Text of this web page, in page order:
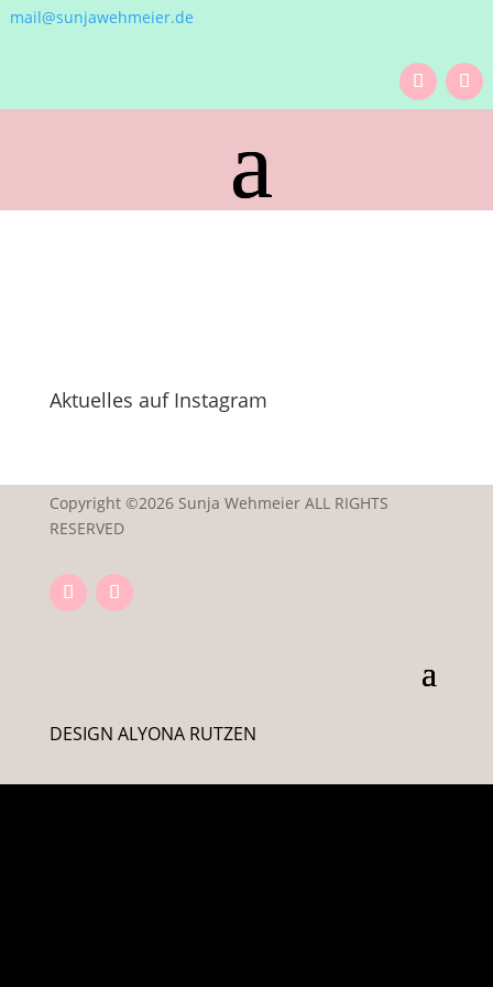
mail@sunjawehmeier.de
Aktuelles auf Instagram
Copyright ©2026 Sunja Wehmeier ALL RIGHTS
RESERVED
DESIGN ALYONA RUTZEN